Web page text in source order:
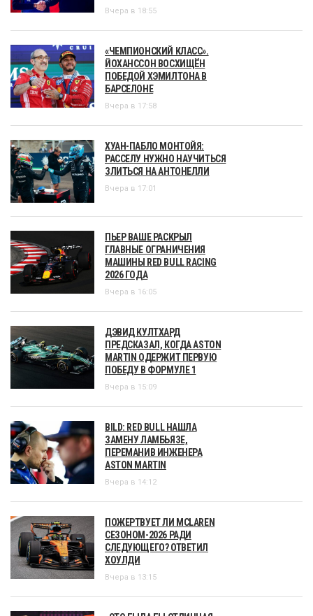
Вчера в 18:55
«ЧЕМПИОНСКИЙ КЛАСС».
ЙОХАНССОН ВОСХИЩЁН
ПОБЕДОЙ ХЭМИЛТОНА В
БАРСЕЛОНЕ
Вчера в 17:58
ХУАН-ПАБЛО МОНТОЙЯ:
РАССЕЛУ НУЖНО НАУЧИТЬСЯ
ЗЛИТЬСЯ НА АНТОНЕЛЛИ
Вчера в 17:01
ПЬЕР ВАШЕ РАСКРЫЛ
ГЛАВНЫЕ ОГРАНИЧЕНИЯ
МАШИНЫ RED BULL RACING
2026 ГОДА
Вчера в 16:05
ДЭВИД КУЛТХАРД
ПРЕДСКАЗАЛ, КОГДА ASTON
MARTIN ОДЕРЖИТ ПЕРВУЮ
ПОБЕДУ В ФОРМУЛЕ 1
Вчера в 15:09
BILD: RED BULL НАШЛА
ЗАМЕНУ ЛАМБЬЯЗЕ,
ПЕРЕМАНИВ ИНЖЕНЕРА
ASTON MARTIN
Вчера в 14:12
ПОЖЕРТВУЕТ ЛИ MCLAREN
СЕЗОНОМ-2026 РАДИ
СЛЕДУЮЩЕГО? ОТВЕТИЛ
ХОУЛДИ
Вчера в 13:15